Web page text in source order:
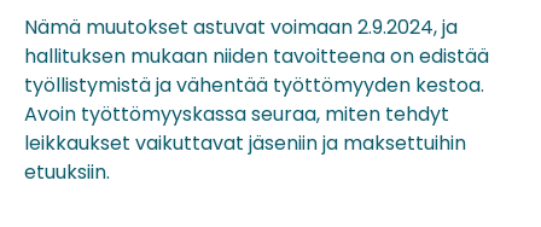
Nämä muutokset astuvat voimaan 2.9.2024, ja
hallituksen mukaan niiden tavoitteena on edistää
työllistymistä ja vähentää työttömyyden kestoa.
Avoin työttömyyskassa seuraa, miten tehdyt
leikkaukset vaikuttavat jäseniin ja maksettuihin
etuuksiin.